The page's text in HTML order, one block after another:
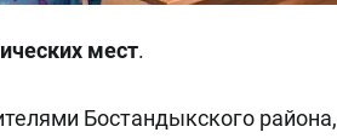
мест.
Бостандыкского района,